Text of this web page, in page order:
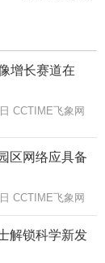
增长赛道在
CCTIME飞象网
区网络应具备
CCTIME飞象网
解锁科学新发